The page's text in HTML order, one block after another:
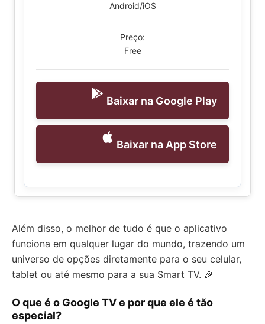
Android/iOS
Preço:
Free
Baixar na Google Play
Baixar na App Store
Além disso, o melhor de tudo é que o aplicativo
funciona em qualquer lugar do mundo, trazendo um
universo de opções diretamente para o seu celular,
tablet ou até mesmo para a sua Smart TV. 🎉
O que é o Google TV e por que ele é tão
especial?